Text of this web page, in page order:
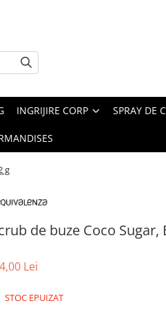
INGRIJIRE CORP SPRAY DE
g
de buze Coco Sugar,
Lei
STOC EPUIZAT